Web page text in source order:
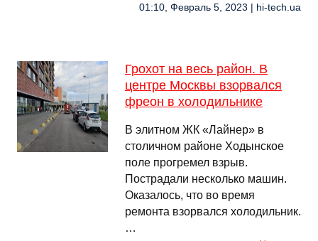
01:10, Февраль 5, 2023 | hi-tech.ua
Грохот на весь район. В
центре Москвы взорвался
фреон в холодильнике
В элитном ЖК «Лайнер» в
столичном районе Ходынское
поле прогремел взрыв.
Пострадали несколько машин.
Оказалось, что во время
ремонта взорвался холодильник.
…